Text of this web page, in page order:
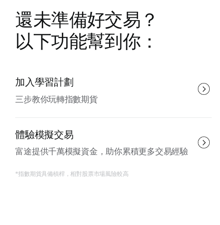
三步教你玩轉指數期貨
加入學習計劃
還未準備好交易？
以下功能幫到你：
富途提供千萬模擬資金，助你累積更多交易經驗
體驗模擬交易
*指數期貨具備槓桿，相對股票市場風險較高